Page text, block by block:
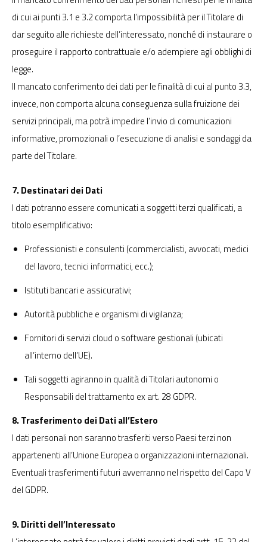
di cui ai punti 3.1 e 3.2 comporta l’impossibilità per il Titolare di
dar seguito alle richieste dell’interessato, nonché di instaurare o
proseguire il rapporto contrattuale e/o adempiere agli obblighi di
legge.
Il mancato conferimento dei dati per le finalità di cui al punto 3.3,
invece, non comporta alcuna conseguenza sulla fruizione dei
servizi principali, ma potrà impedire l’invio di comunicazioni
informative, promozionali o l’esecuzione di analisi e sondaggi da
parte del Titolare.
7. Destinatari dei Dati
I dati potranno essere comunicati a soggetti terzi qualificati, a
titolo esemplificativo:
Professionisti e consulenti (commercialisti, avvocati, medici
del lavoro, tecnici informatici, ecc.);
Istituti bancari e assicurativi;
Autorità pubbliche e organismi di vigilanza;
Fornitori di servizi cloud o software gestionali (ubicati
all’interno dell’UE).
Tali soggetti agiranno in qualità di Titolari autonomi o
Responsabili del trattamento ex art. 28 GDPR.
8. Trasferimento dei Dati all’Estero
I dati personali non saranno trasferiti verso Paesi terzi non
appartenenti all’Unione Europea o organizzazioni internazionali.
Eventuali trasferimenti futuri avverranno nel rispetto del Capo V
del GDPR.
9. Diritti dell’Interessato